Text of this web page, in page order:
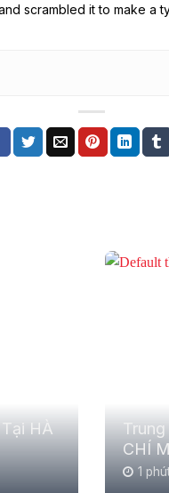
scrambled it to make a
HÀ
CHÍ
1